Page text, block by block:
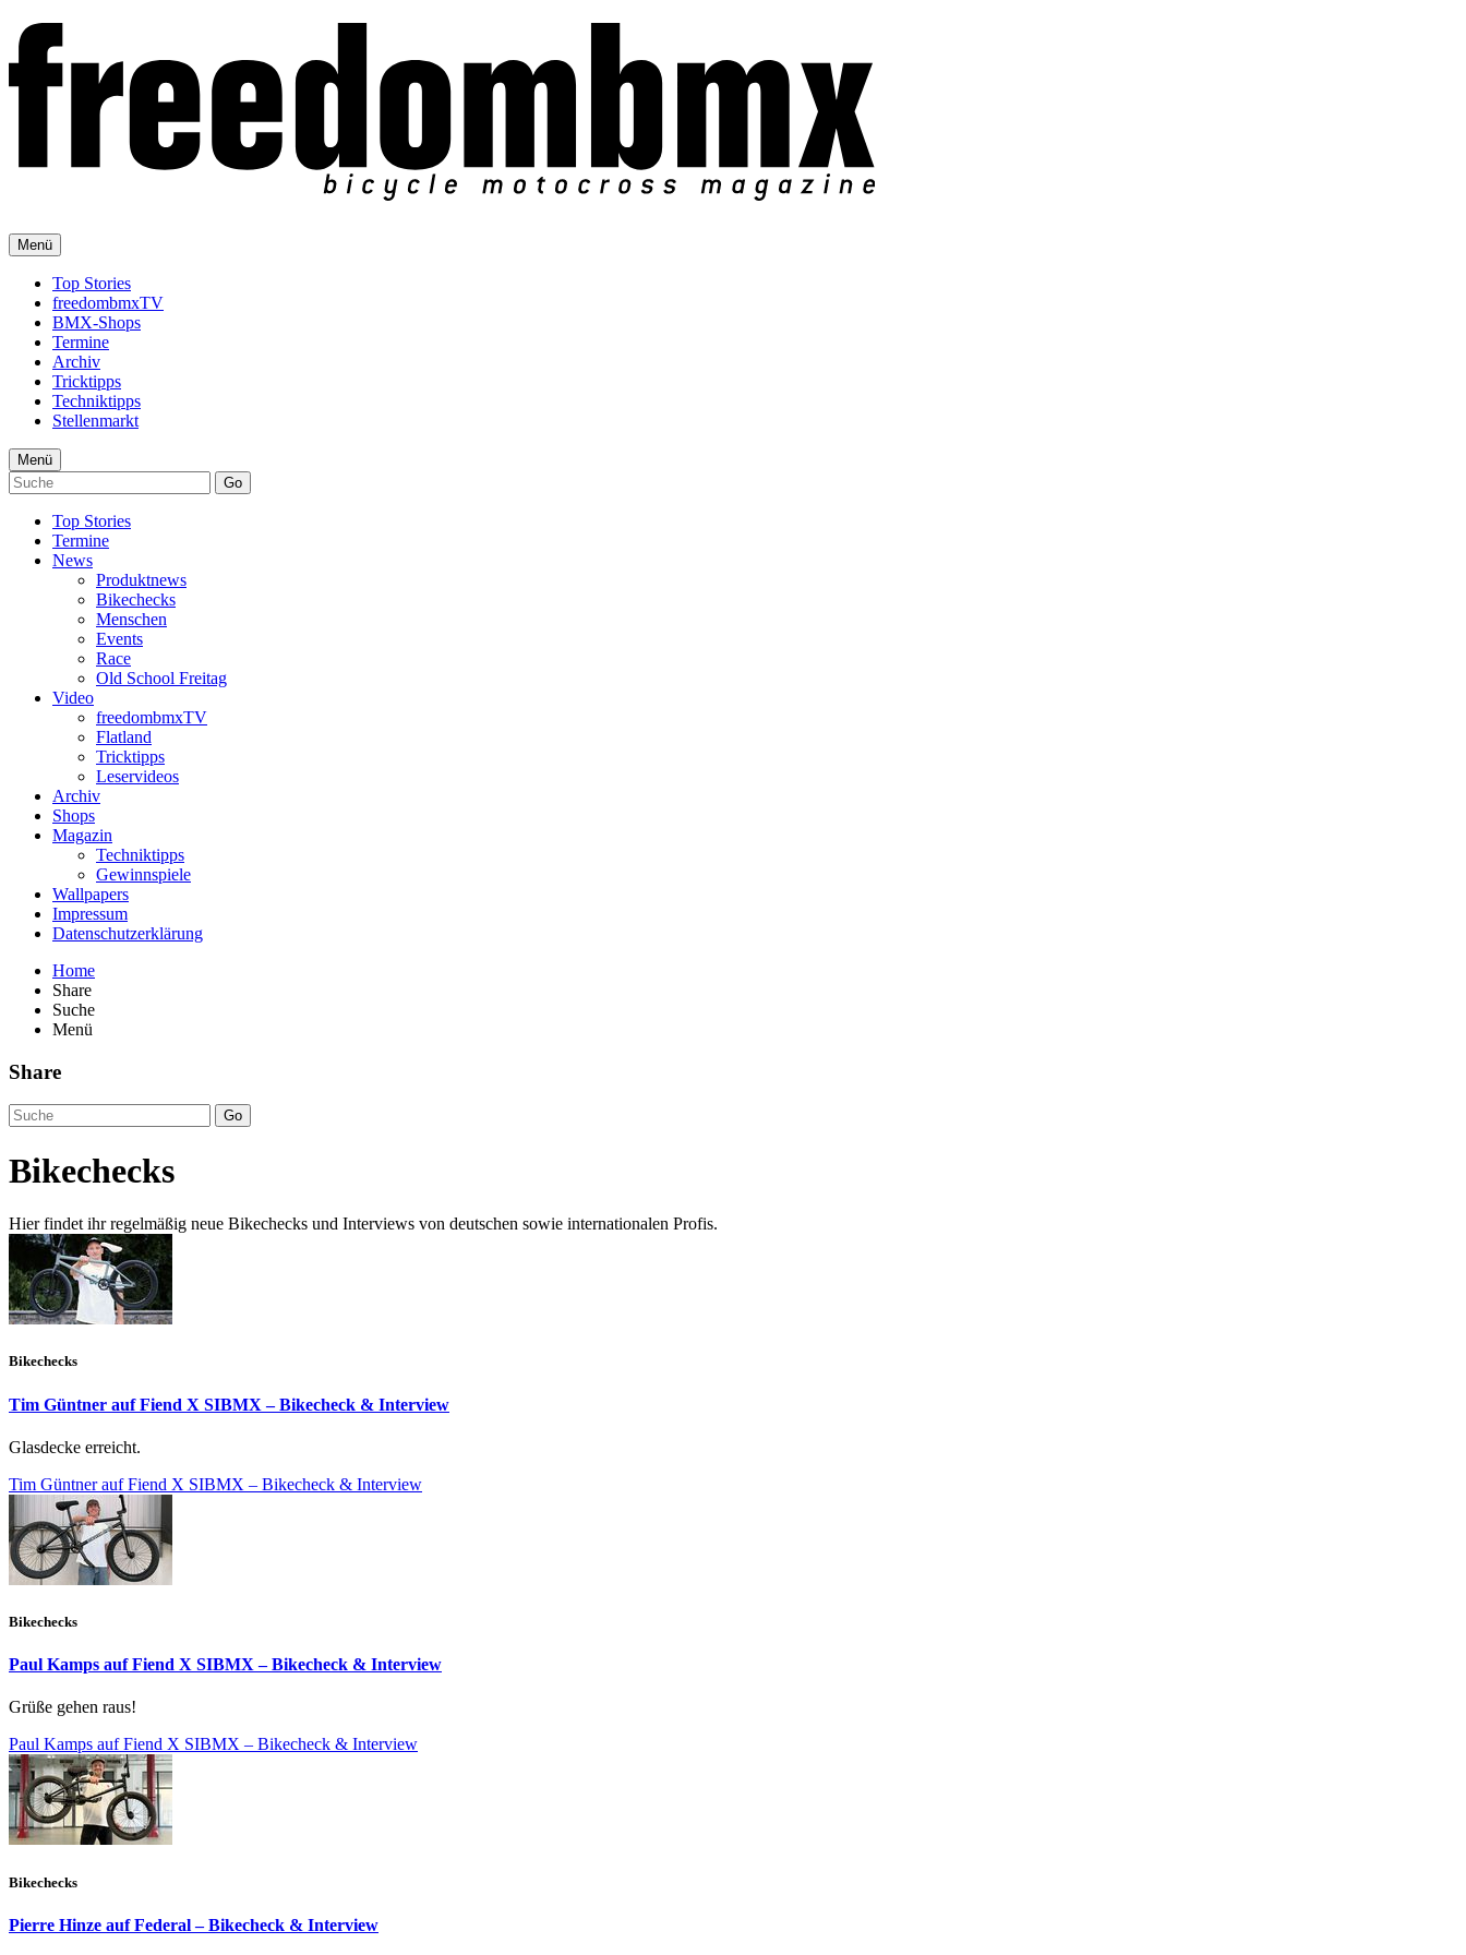
Menü
Top Stories
freedombmxTV
BMX-Shops
Termine
Archiv
Tricktipps
Techniktipps
Stellenmarkt
Menü
Go
Top Stories
Termine
News
Produktnews
Bikechecks
Menschen
Events
Race
Old School Freitag
Video
freedombmxTV
Flatland
Tricktipps
Leservideos
Archiv
Shops
Magazin
Techniktipps
Gewinnspiele
Wallpapers
Impressum
Datenschutzerklärung
Home
Share
Suche
Menü
Share
Go
Bikechecks
Hier findet ihr regelmäßig neue Bikechecks und Interviews von deutschen sowie internationalen Profis.
Bikechecks
Tim Güntner auf Fiend X SIBMX – Bikecheck & Interview
Glasdecke erreicht.
Tim Güntner auf Fiend X SIBMX – Bikecheck & Interview
Bikechecks
Paul Kamps auf Fiend X SIBMX – Bikecheck & Interview
Grüße gehen raus!
Paul Kamps auf Fiend X SIBMX – Bikecheck & Interview
Bikechecks
Pierre Hinze auf Federal – Bikecheck & Interview